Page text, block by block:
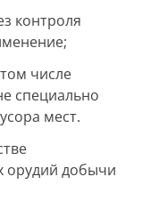
контроля
числе
специально
мест.
орудий добычи